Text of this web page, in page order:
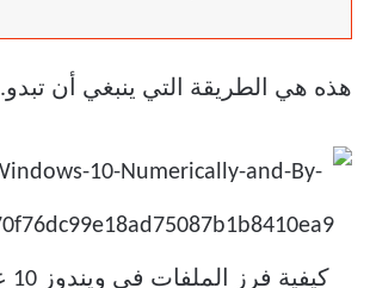
هذه هي الطريقة التي ينبغي أن تبدو.